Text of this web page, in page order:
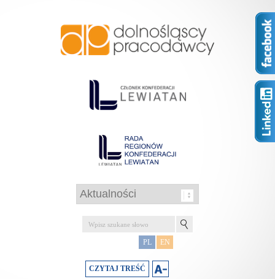
PL EN
CZYTAJ TREŚĆ